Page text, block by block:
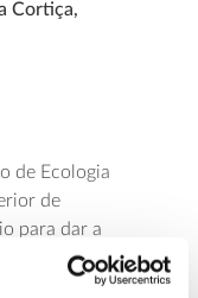
Cortiça,
de Ecologia
de
para dar a
que têm o
prazo, nos